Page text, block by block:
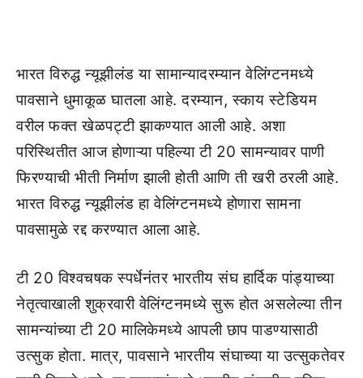
भारत विरुद्ध न्यूझीलंड या सामान्यादरम्यान वेलिंग्टनमध्ये
पावसाने धुमाकूळ घातला आहे. दरम्यान, स्काय स्टेडियम
वरील फक्त खेळपट्टी झाकण्यात आली आहे. अशा
परिस्थितीत आज होणाऱ्या पहिल्या टी 20 सामन्यावर पाणी
फिरण्याची भीती निर्माण झाली होती आणि ती खरी ठरली आहे.
भारत विरुद्ध न्यूझीलंड हा वेलिंग्टनमध्ये होणारा सामना
पावसामुळे रद्द करण्यात आला आहे.
टी 20 विश्वचषक स्पर्धेनंतर भारतीय संघ हार्दिक पांड्याच्या
नेतृत्वाखाली शुक्रवारी वेलिंग्टनमध्ये सुरू होत असलेल्या तीन
सामन्यांच्या टी 20 मालिकेमध्ये आपली छाप पाडण्यासाठी
उत्सुक होता. मात्र, पावसाने भारतीय संघाच्या या उत्सुकतेवर